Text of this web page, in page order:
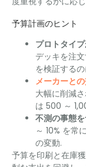
予算計画のヒント
プロトタイ
デッキを注
を検証する
メーカーと
大幅に削減
は 500 ～
不測の事態
～ 10% を常
の変動.
予算を印刷と在庫